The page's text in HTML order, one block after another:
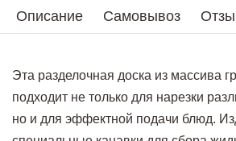
Описание Самовывоз
Эта разделочная доска из массива
подходит не только для нарезки
но и для эффектной подачи блюд.